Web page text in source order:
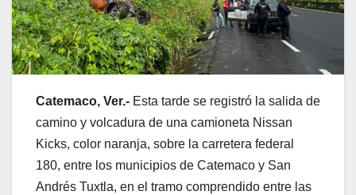
Catemaco, Ver.- Esta tarde se registró la salida de
camino y volcadura de una camioneta Nissan
Kicks, color naranja, sobre la carretera federal
180, entre los municipios de Catemaco y San
Andrés Tuxtla, en el tramo comprendido entre las